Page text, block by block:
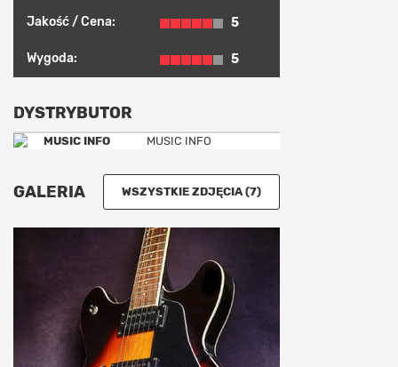
Jakość / Cena: 5
Wygoda: 5
DYSTRYBUTOR
MUSIC INFO
GALERIA WSZYSTKIE ZDJĘCIA (7)